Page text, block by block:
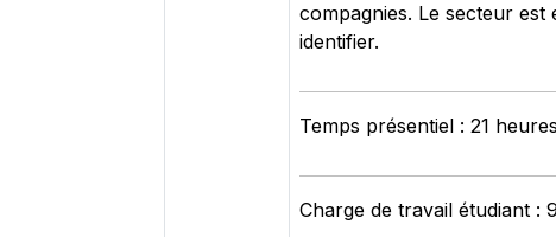
compagnies. Le secteur
identifier.
Temps présentiel : 21 heures
Charge de travail étudiant :